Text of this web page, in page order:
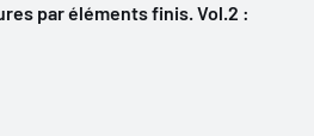
par éléments finis. Vol.2 :